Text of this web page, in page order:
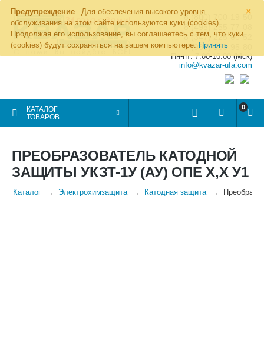
×
Предупреждение
Для обеспечения высокого уровня
обслуживания на этом сайте используются куки (cookies).
Продолжая его использование, вы соглашаетесь с тем, что куки
(cookies) будут сохраняться на вашем компьютере: Принять
8 (800) 700-19-50
8 (495) 255-77-08
8 (347) 225-00-52
8 (986) 963-95-80
Пн-пт: 7.00-16.00 (Мск)
info@kvazar-ufa.com
КАТАЛОГ
ТОВАРОВ
0
ПРЕОБРАЗОВАТЕЛЬ КАТОДНОЙ
ЗАЩИТЫ УКЗТ-1У (АУ) ОПЕ Х,Х У1
Каталог Электрохимзащита Катодная защита